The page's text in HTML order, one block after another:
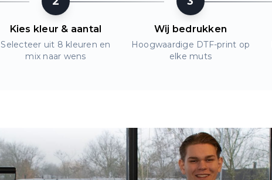
Kies kleur & aantal
Selecteer uit 8 kleuren en
mix naar wens
Wij bedrukken
Hoogwaardige DTF-print op
elke muts